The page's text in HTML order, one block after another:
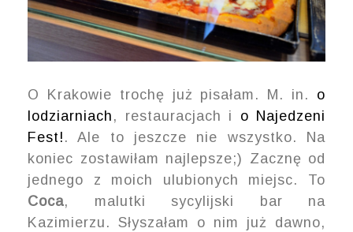
O Krakowie trochę już pisałam. M. in. o
lodziarniach , restauracjach i o Najedzeni
Fest! . Ale to jeszcze nie wszystko. Na
koniec zostawiłam najlepsze;) Zacznę od
jednego z moich ulubionych miejsc. To
Coca, malutki sycylijski bar na
Kazimierzu. Słyszałam o nim już dawno,